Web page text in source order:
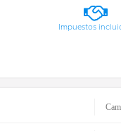
Impuestos